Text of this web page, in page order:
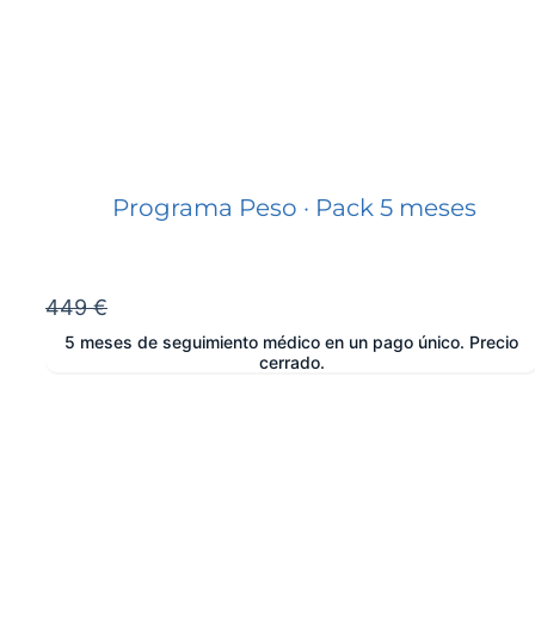
Programa Peso · Pack 5 meses
449 €
5 meses de seguimiento médico en un pago único. Precio
cerrado.